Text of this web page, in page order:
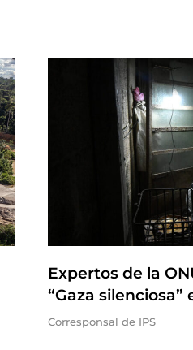
Expertos de la
“Gaza silenciosa”
Corresponsal de IPS